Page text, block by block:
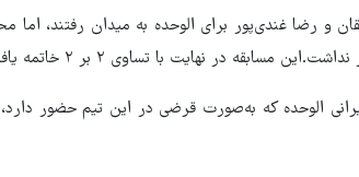
و رضا غندی‌پور برای الوحده به میدان رفتند، اما
مسابقه در نهایت با تساوی ۲ بر ۲ خاتمه یافت.